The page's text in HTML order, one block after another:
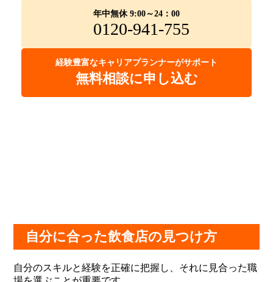
年中無休 9:00～24：00
0120-941-755
経験豊富なキャリアプランナーがサポート
無料相談に申し込む
自分に合った飲食店の見つけ方
自分のスキルと経験を正確に把握し、それに見合った職